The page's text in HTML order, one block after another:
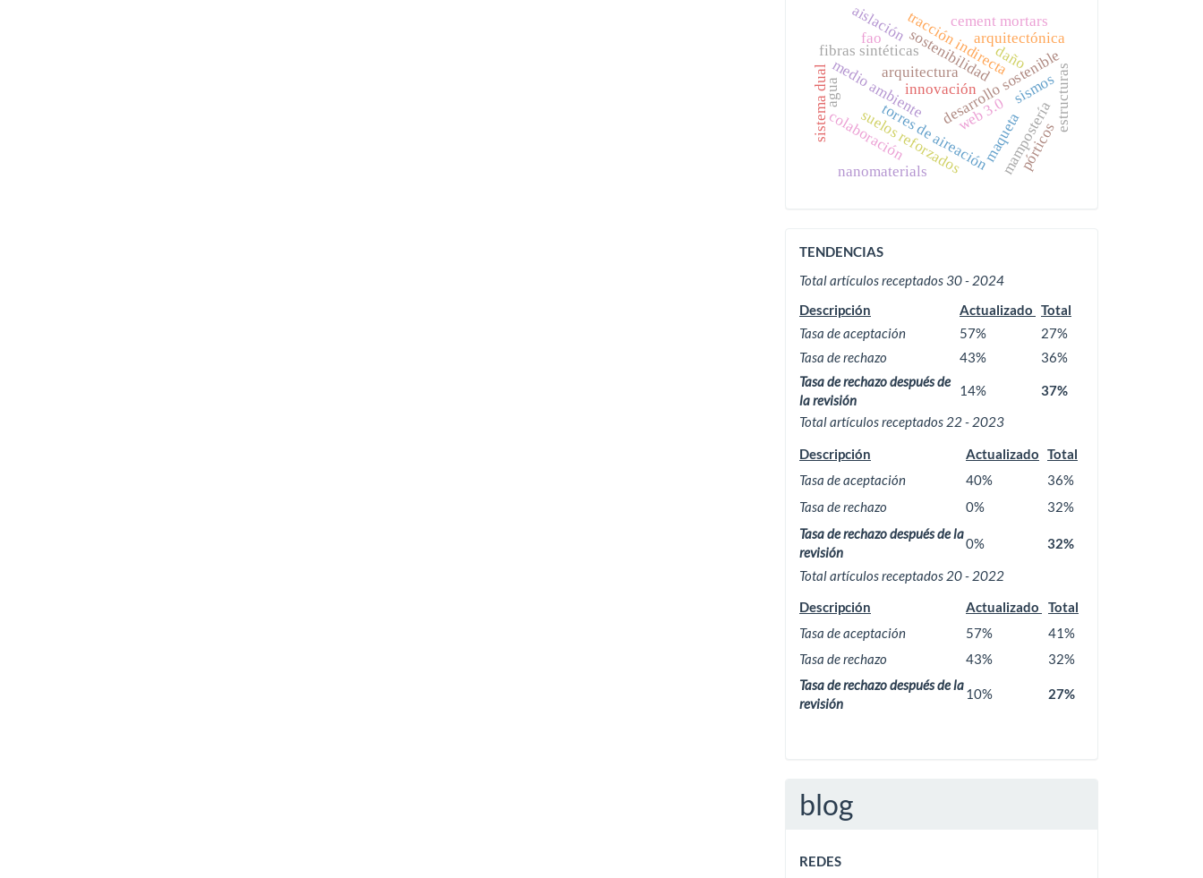
desarrollo sostenible
medio ambiente
sostenibilidad
torres de aireación
suelos reforzados
fibras sintéticastracción indirecta
innovación
colaboración web 3.0maqueta
arquitectónica
arquitectura
nanomaterials
cement mortars
sistema dual
aislación
mampostería
pórticos
sismosestructuras
daño
fao
agua
ACTIVIDAD
EDITORIAL
TENDENCIAS
Total artículos receptados 30 - 2024
Descripción
Actualizado Total
Tasa de aceptación
57%
27%
Tasa de rechazo
43%
36%
Tasa de rechazo después de
la revisión
14%
37%
Total artículos receptados 22 - 2023
Descripción
Actualizado Total
Tasa de aceptación
40%
36%
Tasa de rechazo
0%
32%
Tasa de rechazo después de la
revisión
0%
32%
Total artículos receptados 20 - 2022
Descripción
Actualizado
Total
Tasa de aceptación
57%
41%
Tasa de rechazo
43%
32%
Tasa de rechazo después de la
revisión
10% 27%
blog
REDES